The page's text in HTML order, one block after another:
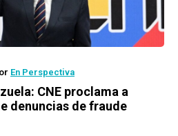
En Perspectiva
CNE proclama a
denuncias de fraude